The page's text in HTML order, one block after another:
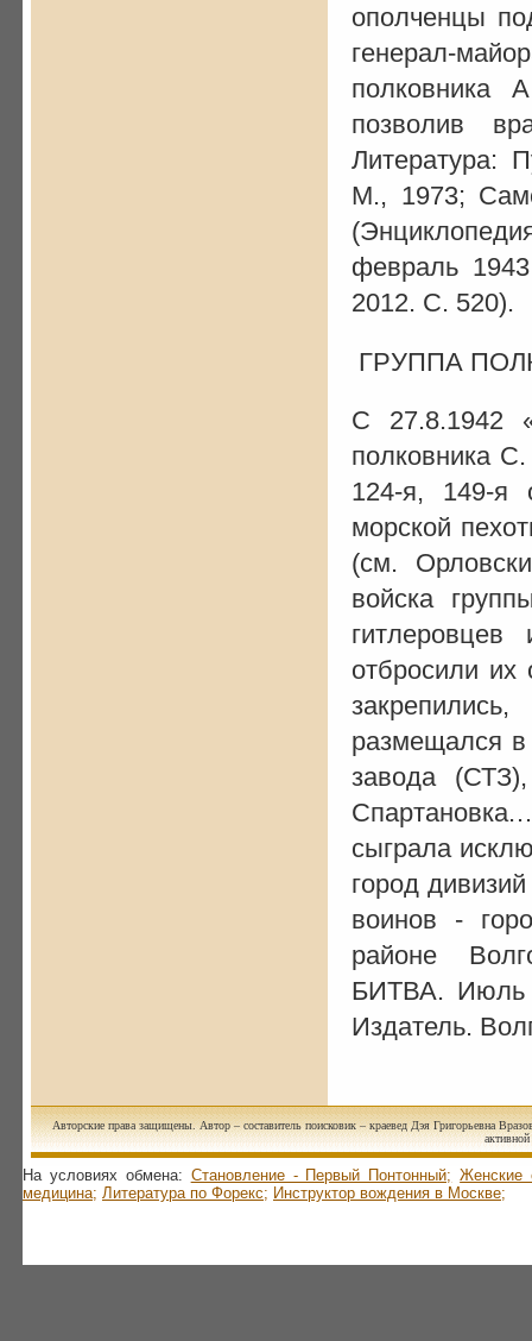
ополченцы
генерал-
полковника
позволив
Литература:
М., 1973;
февраль
2012. С. 520).
ГРУППА
С 27.8.1942
полковника
124-я, 149-я
морской
(см.
войска
отбросили
размещался в
завода
сыграла
город
воинов -
районе
БИТВА. Июль
Издатель.
Авторские права защищены. Автор – составитель поисковик – краевед Дэя Григорьевна
На условиях обмена: Становление - Первый Понтонный; Женские
медицина; Литература по Форекс; Инструктор вождения в Москве;